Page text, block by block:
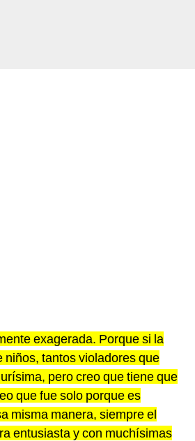
exagerada. Porque si la
tantos violadores que
pero creo que tiene que
que fue solo porque es
misma manera, siempre el
entusiasta y con muchísimas